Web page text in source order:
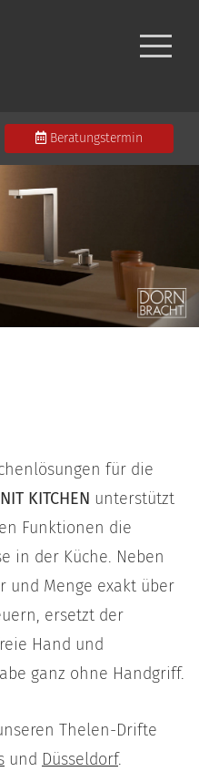
Beratungstermin
für die
KITCHEN unterstützt
Funktionen die
in der Küche. Neben
und Menge exakt über
ersetzt der
Hand und
ganz ohne Handgriff.
Thelen-Drifte
und Düsseldorf.